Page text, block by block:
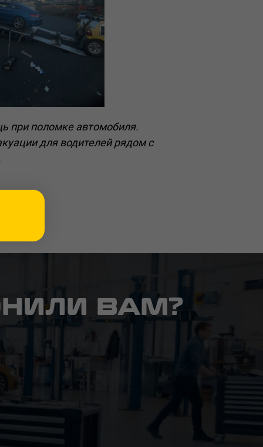
при поломке автомобиля.
для водителей рядом с
ВАМ?